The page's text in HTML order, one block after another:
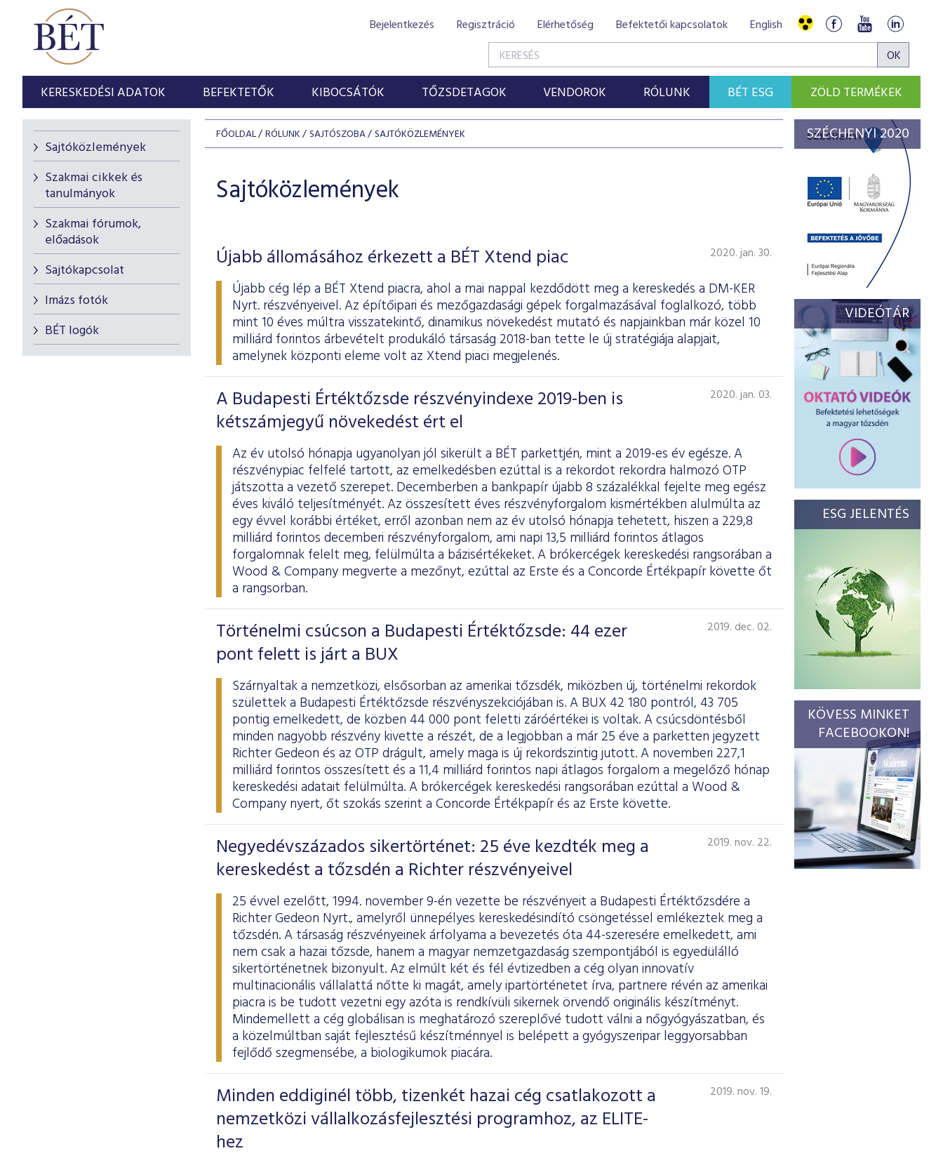
Bejelentkezés Regisztráció Elérhetőség Befektetői kapcsolatok English
KERESKEDÉSI ADATOK BEFEKTETŐK KIBOCSÁTÓK TŐZSDETAGOK VENDOROK RÓLUNK BÉT ESG ZÖLD TERMÉKEK
Sajtóközlemények
Szakmai cikkek és
tanulmányok
Szakmai fórumok,
előadások
Sajtókapcsolat
Imázs fotók
BÉT logók
FŐOLDAL RÓLUNK SAJTÓSZOBA SAJTÓKÖZLEMÉNYEK
Sajtóközlemények
Újabb állomásához érkezett a BÉT Xtend piac 2020. jan. 30.
Újabb cég lép a BÉT Xtend piacra, ahol a mai nappal kezdődött meg a kereskedés a DM-KER
Nyrt. részvényeivel. Az építőipari és mezőgazdasági gépek forgalmazásával foglalkozó, több
mint 10 éves múltra visszatekintő, dinamikus növekedést mutató és napjainkban már közel 10
milliárd forintos árbevételt produkáló társaság 2018-ban tette le új stratégiája alapjait,
amelynek központi eleme volt az Xtend piaci megjelenés.
A Budapesti Értéktőzsde részvényindexe 2019-ben is
kétszámjegyű növekedést ért el
2020. jan. 03.
Az év utolsó hónapja ugyanolyan jól sikerült a BÉT parkettjén, mint a 2019-es év egésze. A
részvénypiac felfelé tartott, az emelkedésben ezúttal is a rekordot rekordra halmozó OTP
játszotta a vezető szerepet. Decemberben a bankpapír újabb 8 százalékkal fejelte meg egész
éves kiváló teljesítményét. Az összesített éves részvényforgalom kismértékben alulmúlta az
egy évvel korábbi értéket, erről azonban nem az év utolsó hónapja tehetett, hiszen a 229,8
milliárd forintos decemberi részvényforgalom, ami napi 13,5 milliárd forintos átlagos
forgalomnak felelt meg, felülmúlta a bázisértékeket. A brókercégek kereskedési rangsorában a
Wood & Company megverte a mezőnyt, ezúttal az Erste és a Concorde Értékpapír követte őt
a rangsorban.
Történelmi csúcson a Budapesti Értéktőzsde: 44 ezer
pont felett is járt a BUX
2019. dec. 02.
Szárnyaltak a nemzetközi, elsősorban az amerikai tőzsdék, miközben új, történelmi rekordok
születtek a Budapesti Értéktőzsde részvényszekciójában is. A BUX 42 180 pontról, 43 705
pontig emelkedett, de közben 44 000 pont feletti záróértékei is voltak. A csúcsdöntésből
minden nagyobb részvény kivette a részét, de a legjobban a már 25 éve a parketten jegyzett
Richter Gedeon és az OTP drágult, amely maga is új rekordszintig jutott. A novemberi 227,1
milliárd forintos összesített és a 11,4 milliárd forintos napi átlagos forgalom a megelőző hónap
kereskedési adatait felülmúlta. A brókercégek kereskedési rangsorában ezúttal a Wood &
Company nyert, őt szokás szerint a Concorde Értékpapír és az Erste követte.
Negyedévszázados sikertörténet: 25 éve kezdték meg a
kereskedést a tőzsdén a Richter részvényeivel
2019. nov. 22.
25 évvel ezelőtt, 1994. november 9-én vezette be részvényeit a Budapesti Értéktőzsdére a
Richter Gedeon Nyrt., amelyről ünnepélyes kereskedésindító csöngetéssel emlékeztek meg a
tőzsdén. A társaság részvényeinek árfolyama a bevezetés óta 44-szeresére emelkedett, ami
nem csak a hazai tőzsde, hanem a magyar nemzetgazdaság szempontjából is egyedülálló
sikertörténetnek bizonyult. Az elmúlt két és fél évtizedben a cég olyan innovatív
multinacionális vállalattá nőtte ki magát, amely ipartörténetet írva, partnere révén az amerikai
piacra is be tudott vezetni egy azóta is rendkívüli sikernek örvendő originális készítményt.
Mindemellett a cég globálisan is meghatározó szereplővé tudott válni a nőgyógyászatban, és
a közelmúltban saját fejlesztésű készítménnyel is belépett a gyógyszeripar leggyorsabban
fejlődő szegmensébe, a biologikumok piacára.
Minden eddiginél több, tizenkét hazai cég csatlakozott a
nemzetközi vállalkozásfejlesztési programhoz, az ELITE-
hez
2019. nov. 19.
SZÉCHENYI 2020
VIDEÓTÁR
ESG JELENTÉS
KÖVESS MINKET
FACEBOOKON!